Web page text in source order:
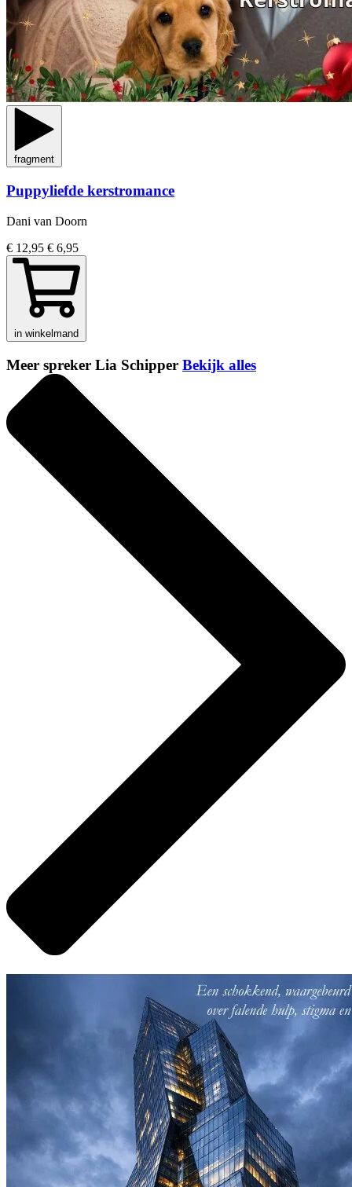
fragment
Puppyliefde kerstromance
Dani van Doorn
€ 12,95 € 6,95
in winkelmand
Meer spreker Lia Schipper Bekijk alles